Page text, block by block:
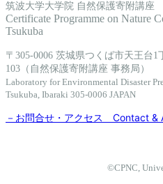
筑波大学大学院 自然保護寄附講座
Certificate Programme on Nature
Tsukuba
〒305-0006 茨城県つくば市天王台
103（自然保護寄附講座 事務局）
Laboratory for Environmental Disaster
Tsukuba, Ibaraki 305-0006 JAPAN
－お問合せ・アクセス Contact &
©CPNC,